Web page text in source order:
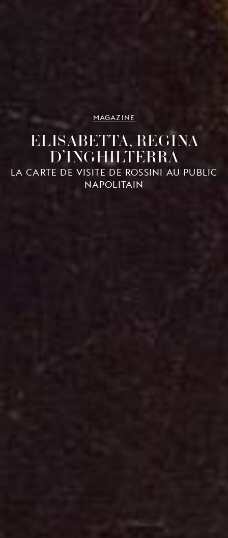
MAGAZINE
ELISABETTA, REGINA
D’INGHILTERRA
LA CARTE DE VISITE DE ROSSINI AU PUBLIC
NAPOLITAIN